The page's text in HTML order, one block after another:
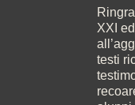
XXI
testi